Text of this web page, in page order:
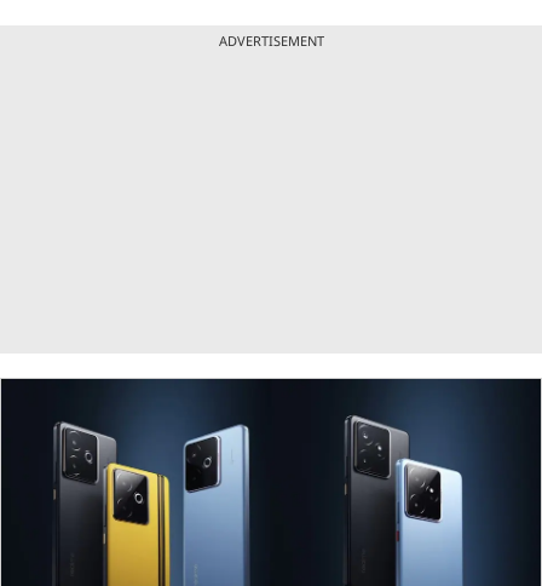
ADVERTISEMENT